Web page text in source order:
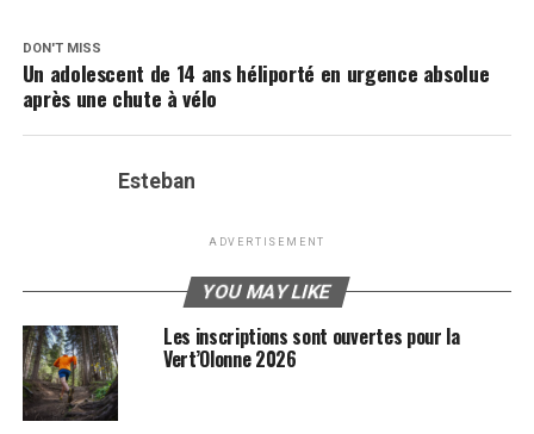
DON'T MISS
Un adolescent de 14 ans héliporté en urgence absolue
après une chute à vélo
Esteban
ADVERTISEMENT
YOU MAY LIKE
Les inscriptions sont ouvertes pour la
Vert’Olonne 2026